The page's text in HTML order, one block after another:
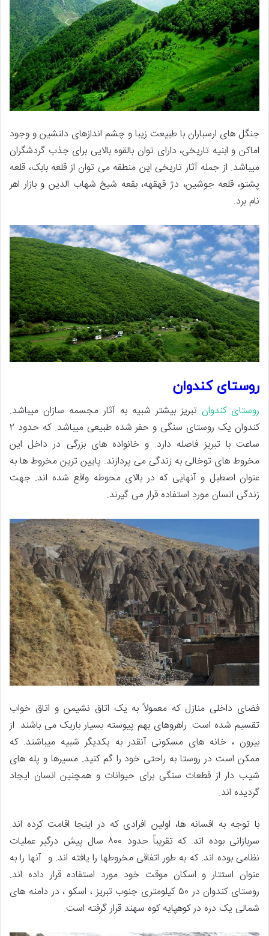
جنگل های ارسباران با طبیعت زیبا و چشم اندازهای دلنشین و وجود
اماکن و ابنیه تاریخی، دارای توان بالقوه بالایی برای جذب گردشگران
میباشد. از جمله آثار تاریخی این منطقه می توان از قلعه بابک، قلعه
پشتو، قلعه جوشین، دژ قهقهه، بقعه شیخ شهاب الدین و بازار اهر
نام برد.
روستای کندوان
روستای کندوان تبریز بیشتر شبیه به آثار مجسمه سازان میباشد.
کندوان یک روستای سنگی و حفر شده طبیعی میباشد. که حدود ۲
ساعت با تبریز فاصله دارد. و خانواده های بزرگی در داخل این
مخروط های توخالی به زندگی می پردازند. پایین ترین مخروط ها به
عنوان اصطبل و آنهایی که در بالای محوطه واقع شده اند. جهت
زندگی انسان مورد استفاده قرار می گیرند.
فضای داخلی منازل که معمولاً به یک اتاق نشیمن و اتاق خواب
تقسیم شده است. راهروهای بهم پیوسته بسیار باریک می باشند. از
بیرون ، خانه های مسکونی آنقدر به یکدیگر شبیه میباشند. که
ممکن است در روستا به راحتی خود را گم کنید. مسیرها و پله های
شیب دار از قطعات سنگی برای حیوانات و همچنین انسان ایجاد
گردیده اند.
با توجه به افسانه ها، اولین افرادی که در اینجا اقامت کرده اند.
سربازانی بوده اند. که تقریباً حدود ۸۰۰ سال پیش درگیر عملیات
نظامی بوده اند. که به طور اتفاقی مخروطها را یافته اند. و آنها را به
عنوان استتار و اسکان موقت خود مورد استفاده قرار داده اند.
روستای کندوان در ۵۰ کیلومتری جنوب تبریز ، اسکو ، در دامنه های
شمالی یک دره در کوهپایه کوه سهند قرار گرفته است.